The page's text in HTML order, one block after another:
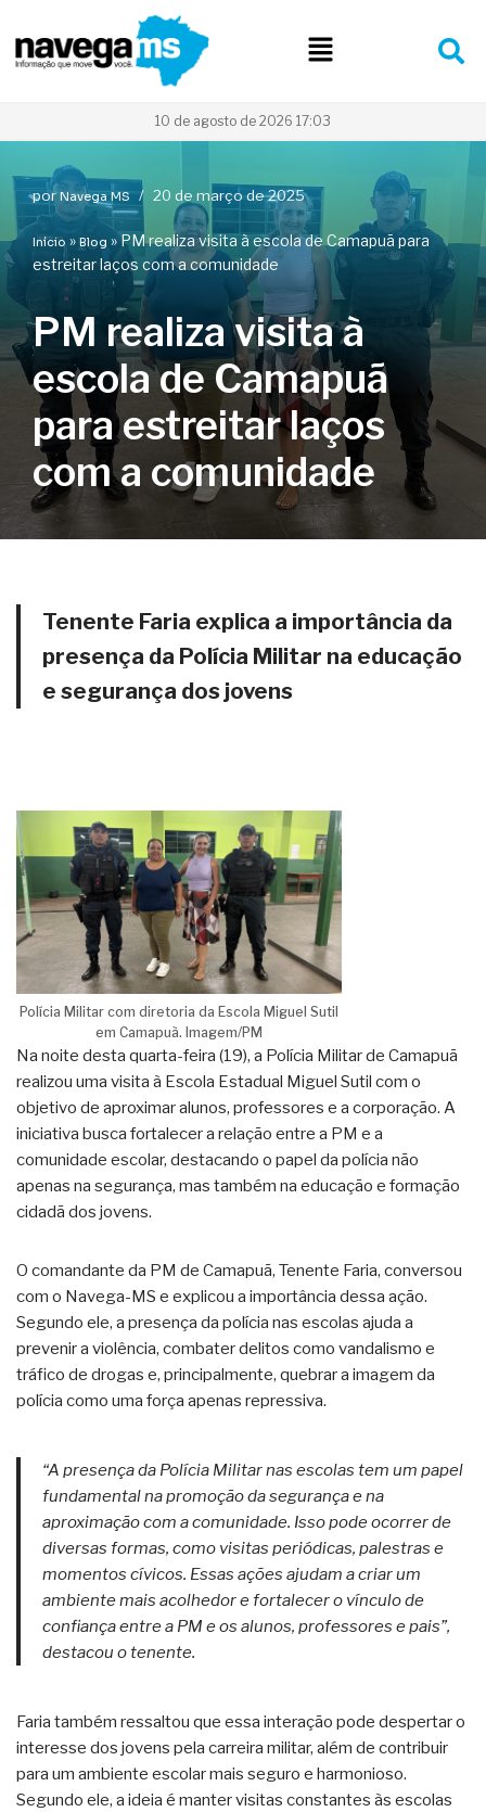
Pular
para
10 de agosto de 2026 17:03
por Navega MS 20 de março de 2025
Início » Blog »PM realiza visita à escola de Camapuã para
estreitar laços com a comunidade
PM realiza visita à
escola de Camapuã
para estreitar laços
com a comunidade
Tenente Faria explica a importância da
presença da Polícia Militar na educação
e segurança dos jovens
Polícia Militar com diretoria da Escola Miguel Sutil
em Camapuã. Imagem/PM
Na noite desta quarta-feira (19), a Polícia Militar de Camapuã
realizou uma visita à Escola Estadual Miguel Sutil com o
objetivo de aproximar alunos, professores e a corporação. A
iniciativa busca fortalecer a relação entre a PM e a
comunidade escolar, destacando o papel da polícia não
apenas na segurança, mas também na educação e formação
cidadã dos jovens.
O comandante da PM de Camapuã, Tenente Faria, conversou
com o Navega-MS e explicou a importância dessa ação.
Segundo ele, a presença da polícia nas escolas ajuda a
prevenir a violência, combater delitos como vandalismo e
tráfico de drogas e, principalmente, quebrar a imagem da
polícia como uma força apenas repressiva.
“A presença da Polícia Militar nas escolas tem um papel
fundamental na promoção da segurança e na
aproximação com a comunidade. Isso pode ocorrer de
diversas formas, como visitas periódicas, palestras e
momentos cívicos. Essas ações ajudam a criar um
ambiente mais acolhedor e fortalecer o vínculo de
confiança entre a PM e os alunos, professores e pais”,
destacou o tenente.
Faria também ressaltou que essa interação pode despertar o
interesse dos jovens pela carreira militar, além de contribuir
para um ambiente escolar mais seguro e harmonioso.
Segundo ele, a ideia é manter visitas constantes às escolas